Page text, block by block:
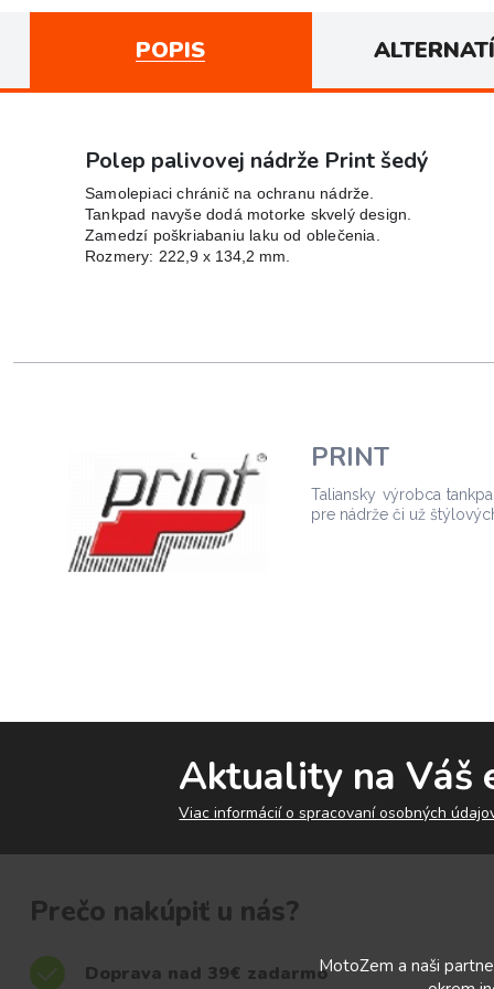
POPIS
Polep palivovej nádrže Print šedý
Samolepiaci chránič na ochranu nádrže.
Tankpad navyše dodá motorke skvelý design.
Zamedzí poškriabaniu laku od oblečenia.
Rozmery: 222,9 x 134,2 mm.
PRINT
Taliansky výrobca
pre nádrže či už
Aktuality na Váš
Viac informácií o spracovaní osobných
Prečo nakúpiť u nás?
Doprava nad 39€ zadarmoMotoZem a naši